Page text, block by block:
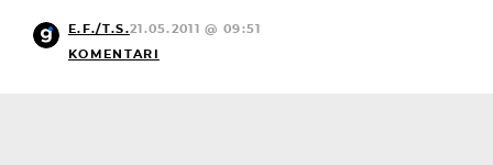
E.F./T.S.21.05.2011 @ 09:51
KOMENTARI